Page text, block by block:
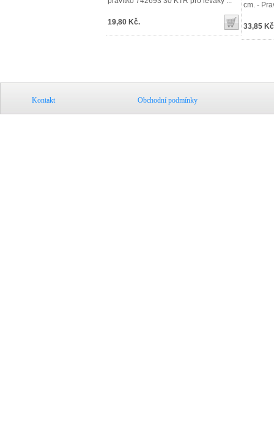
19,80 Kč.
cm. -
33,85
Obchodní podmínky
Kontakt